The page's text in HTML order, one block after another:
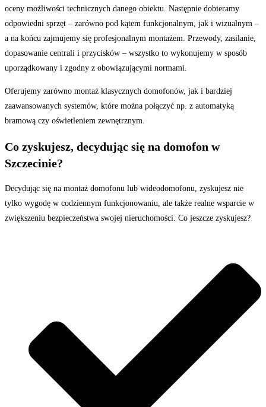
oceny możliwości technicznych danego obiektu. Następnie dobieramy
odpowiedni sprzęt – zarówno pod kątem funkcjonalnym, jak i wizualnym –
a na końcu zajmujemy się profesjonalnym montażem. Przewody, zasilanie,
dopasowanie centrali i przycisków – wszystko to wykonujemy w sposób
uporządkowany i zgodny z obowiązującymi normami.
Oferujemy zarówno montaż klasycznych domofonów, jak i bardziej
zaawansowanych systemów, które można połączyć np. z automatyką
bramową czy oświetleniem zewnętrznym.
Co zyskujesz, decydując się na domofon w
Szczecinie?
Decydując się na montaż domofonu lub wideodomofonu, zyskujesz nie
tylko wygodę w codziennym funkcjonowaniu, ale także realne wsparcie w
zwiększeniu bezpieczeństwa swojej nieruchomości. Co jeszcze zyskujesz?